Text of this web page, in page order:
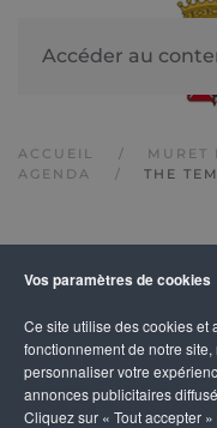
Vos paramètres de cookies
Ce site utilise des cookies et
fonctionnement de notre
personnaliser votre
annonces publicitaires
Cliquez sur « Tout accepter
Accéder au
ACCUEIL MURET
AGENDA
THE
The